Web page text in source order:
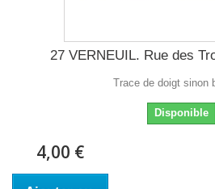
27 VERNEUIL. Rue des
Trace de doigt sinon
Disponible
4,00 €